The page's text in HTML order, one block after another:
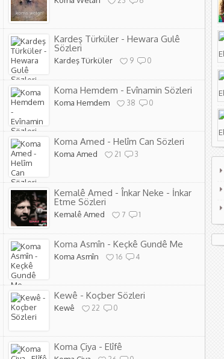
Kardeş Türküler - Hewara Gulê
Sözleri
Kardeş Türküler 9 0
Koma Hemdem - Evînamin Sözleri
Koma Hemdem 38 0
Koma Amed - Helîm Can Sözleri
Koma Amed 21 3
Kemalê Amed - Înkar Neke - İnkar
Etme Sözleri
Kemalê Amed 7 1
Koma Asmîn - Keçkê Gundê Me
Koma Asmîn 16 4
Kewê - Koçber Sözleri
Kewê 22 0
Koma Çiya - Elîfê